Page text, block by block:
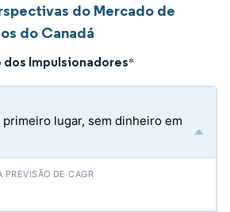
do Mercado de
do Canadá
Impulsionadores*
lugar, sem dinheiro em